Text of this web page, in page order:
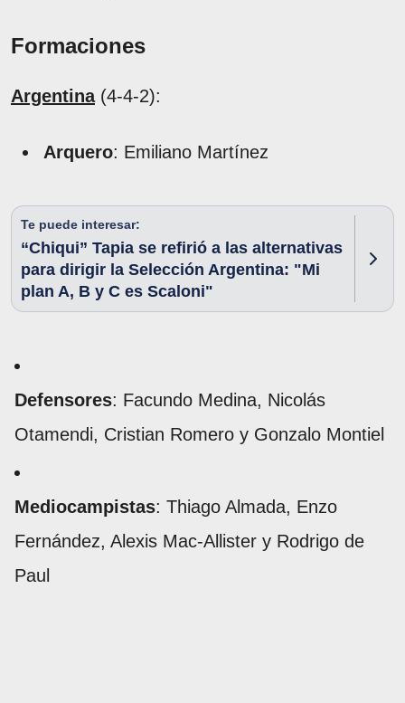
Formaciones
Argentina(4-4-2):
Arquero: Emiliano Martínez
Te puede interesar:
“Chiqui” Tapia se refirió a las alternativas
para dirigir la Selección Argentina: "Mi
plan A, B y C es Scaloni"
Defensores: Facundo Medina, Nicolás
Otamendi, Cristian Romero y Gonzalo Montiel
Mediocampistas: Thiago Almada, Enzo
Fernández, Alexis Mac-Allister y Rodrigo de
Paul